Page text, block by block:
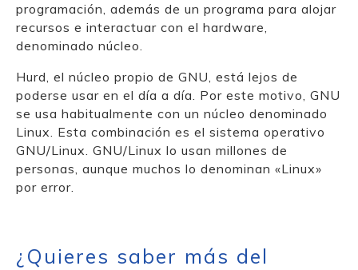
programación, además de un programa para alojar
recursos e interactuar con el hardware,
denominado núcleo.
Hurd, el núcleo propio de GNU, está lejos de
poderse usar en el día a día. Por este motivo, GNU
se usa habitualmente con un núcleo denominado
Linux. Esta combinación es el sistema operativo
GNU/Linux. GNU/Linux lo usan millones de
personas, aunque muchos lo denominan «Linux»
por error.
¿Quieres saber más del